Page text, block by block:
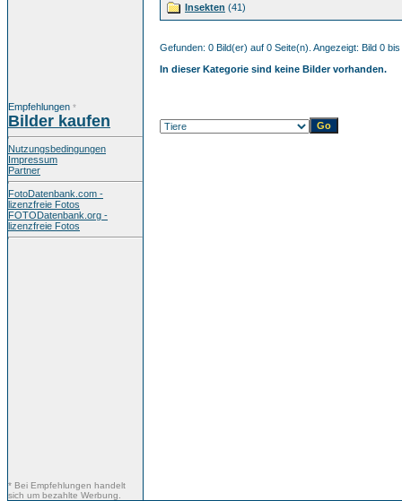
Empfehlungen *
Bilder kaufen
Nutzungsbedingungen
Impressum
Partner
FotoDatenbank.com -
lizenzfreie Fotos
FOTODatenbank.org -
lizenzfreie Fotos
* Bei Empfehlungen handelt
sich um bezahlte Werbung.
Insekten (41)
Gefunden: 0 Bild(er) auf 0 Seite(n). Angezeigt: Bild 0 bis
In dieser Kategorie sind keine Bilder vorhanden.